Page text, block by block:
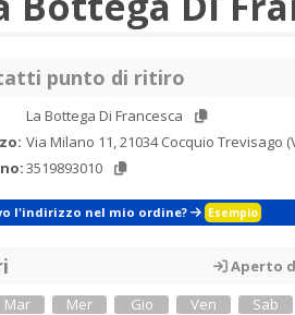
punto di ritiro
La Bottega Di Francesca
Via Milano 11, 21034 Cocquio Trevisago
3519893010
l'indirizzo nel mio ordine? Esempio
Aperto
Mar
Mer
Gio
Ven
Sab